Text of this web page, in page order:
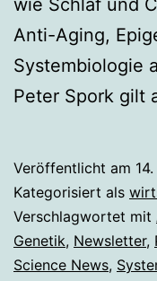
Anti-Aging,
Systembiologie
Peter Spork gilt
Veröffentlicht am
Kategorisiert als
Verschlagwortet mit
Genetik, Newsletter,
Science News,